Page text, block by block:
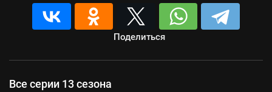
Поделиться
Все серии 13 сезона